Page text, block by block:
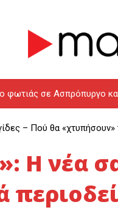
φωτιάς σε Ασπρόπυργο
– Πού θα «χτυπήσουν»
Η νέα